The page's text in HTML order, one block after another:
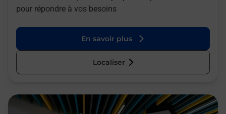
pour répondre à vos besoins
En savoir plus
Localiser